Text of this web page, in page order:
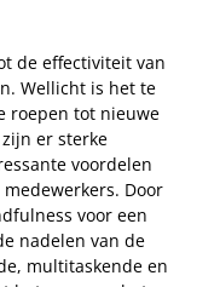
de effectiviteit van
Wellicht is het te
roepen tot nieuwe
er sterke
voordelen
Door
voor een
nadelen van de
multitaskende en